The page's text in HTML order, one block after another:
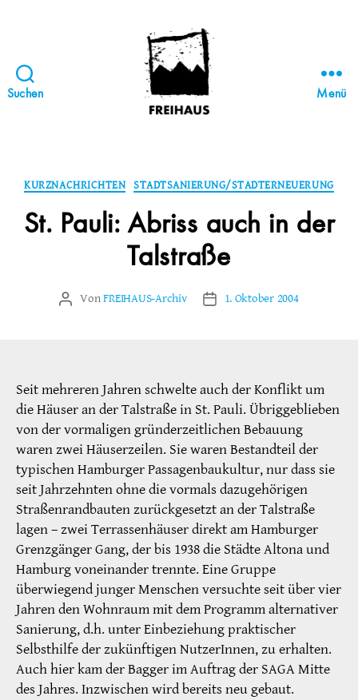
Suchen
STATTBAU
HAMBURG
Menü
Kategorien
KURZNACHRICHTEN STADTSANIERUNG/STADTERNEUERUNG
St. Pauli: Abriss auch in der
Talstraße
Beitragsautor
VonFREIHAUS-Archiv Veröffentlichungsdatum
1. Oktober 2004
Seit mehreren Jahren schwelte auch der Konflikt um
die Häuser an der Talstraße in St. Pauli. Übriggeblieben
von der vormaligen gründerzeitlichen Bebauung
waren zwei Häuserzeilen. Sie waren Bestandteil der
typischen Hamburger Passagenbaukultur, nur dass sie
seit Jahrzehnten ohne die vormals dazugehörigen
Straßenrandbauten zurückgesetzt an der Talstraße
lagen – zwei Terrassenhäuser direkt am Hamburger
Grenzgänger Gang, der bis 1938 die Städte Altona und
Hamburg voneinander trennte. Eine Gruppe
überwiegend junger Menschen versuchte seit über vier
Jahren den Wohnraum mit dem Programm alternativer
Sanierung, d.h. unter Einbeziehung praktischer
Selbsthilfe der zukünftigen NutzerInnen, zu erhalten.
Auch hier kam der Bagger im Auftrag der SAGA Mitte
des Jahres. Inzwischen wird bereits neu gebaut.